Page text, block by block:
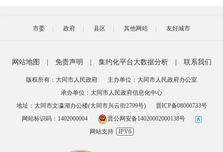
市委 政府 县区 其他网站 友好城市
网站地图 免责声明 集约化平台大数据分析 联系我们
版权所有：大同市人民政府
主办单位：大同市人民政府办公室
承办单位：大同市人民政府信息化中心
地址：大同市文瀛湖办公楼(大同市兴云街2799号)
晋ICP备08000733号
网站标识码：1402000004
晋公网安备14020002000138号
网站支持
IPV6